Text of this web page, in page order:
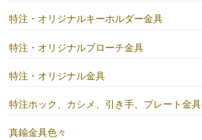
特注・オリジナルキーホルダー金具
特注・オリジナルブローチ金具
特注・オリジナル金具
特注ホック、カシメ、引き手、プレート金具
真鍮金具色々